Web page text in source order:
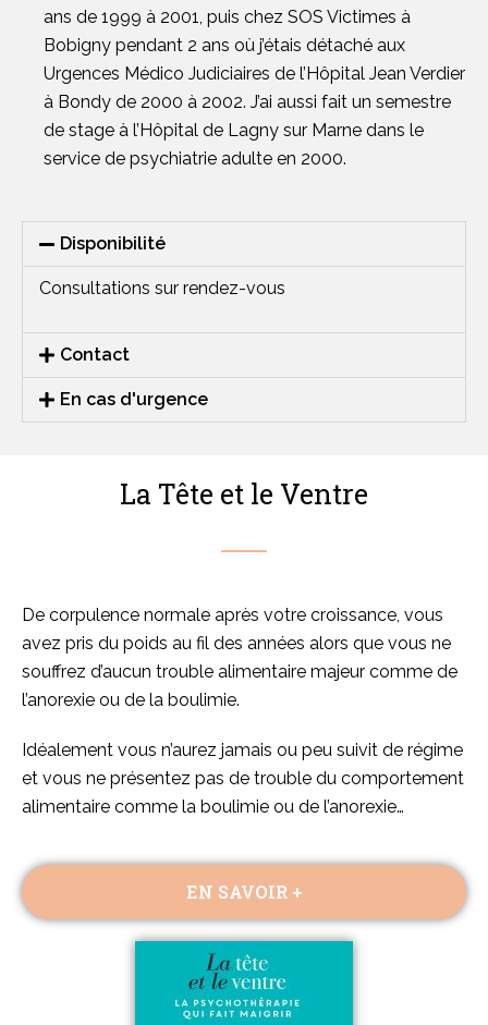
ans de 1999 à 2001, puis chez SOS Victimes à
Bobigny pendant 2 ans où j’étais détaché aux
Urgences Médico Judiciaires de l’Hôpital Jean Verdier
à Bondy de 2000 à 2002. J’ai aussi fait un semestre
de stage à l’Hôpital de Lagny sur Marne dans le
service de psychiatrie adulte en 2000.
Disponibilité
Consultations sur rendez-vous
Contact
En cas d'urgence
La Tête et le Ventre
De corpulence normale après votre croissance, vous
avez pris du poids au fil des années alors que vous ne
souffrez d’aucun trouble alimentaire majeur comme de
l’anorexie ou de la boulimie.
Idéalement vous n’aurez jamais ou peu suivit de régime
et vous ne présentez pas de trouble du comportement
alimentaire comme la boulimie ou de l’anorexie…
EN SAVOIR +